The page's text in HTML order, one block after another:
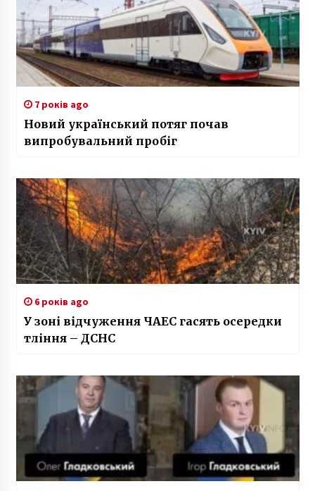
7 років ago
Новий український потяг почав
випробувальний пробіг
6 років ago
У зоні відчуження ЧАЕС гасять осередки
тління – ДСНС